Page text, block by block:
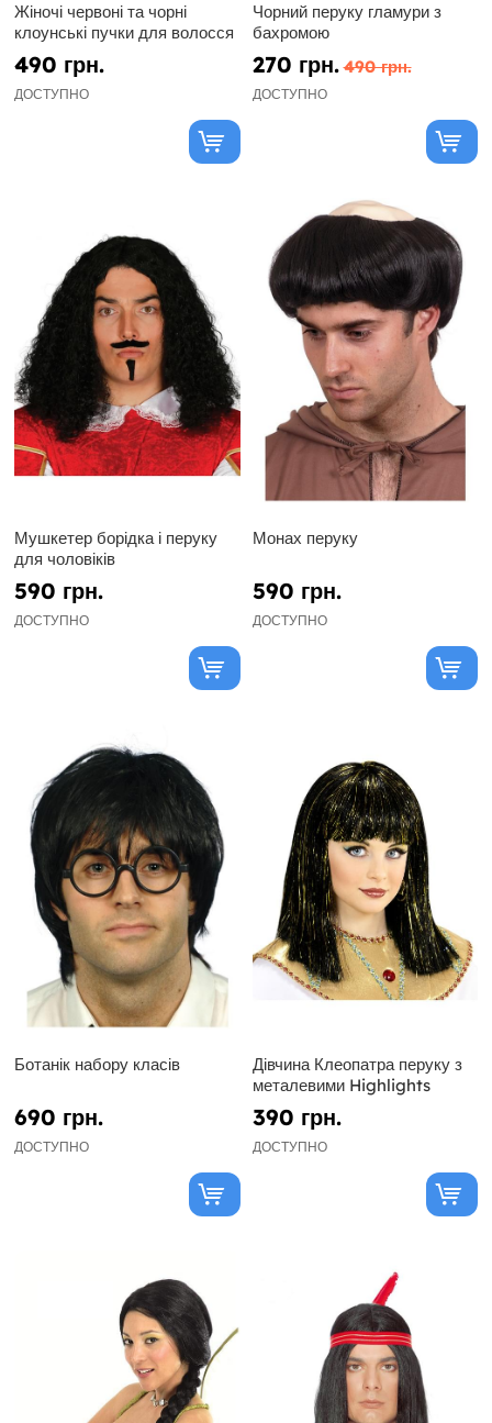
Жіночі червоні та чорні
клоунські пучки для волосся
490 грн.
ДОСТУПНО
Чорний перуку гламури з
бахромою
270 грн. 490 грн.
ДОСТУПНО
Мушкетер борідка і перуку
для чоловіків
590 грн.
ДОСТУПНО
Монах перуку
590 грн.
ДОСТУПНО
Ботанік набору класів
690 грн.
ДОСТУПНО
Дівчина Клеопатра перуку з
металевими Highlights
390 грн.
ДОСТУПНО